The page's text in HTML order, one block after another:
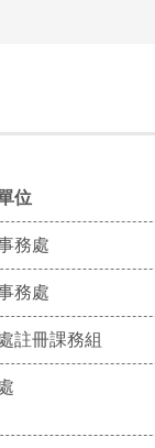
位
務處
務處
註冊課務組